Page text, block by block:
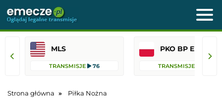
MLS
TRANSMISJE 76 TRANSMISJE
Strona główna
Piłka Nożna